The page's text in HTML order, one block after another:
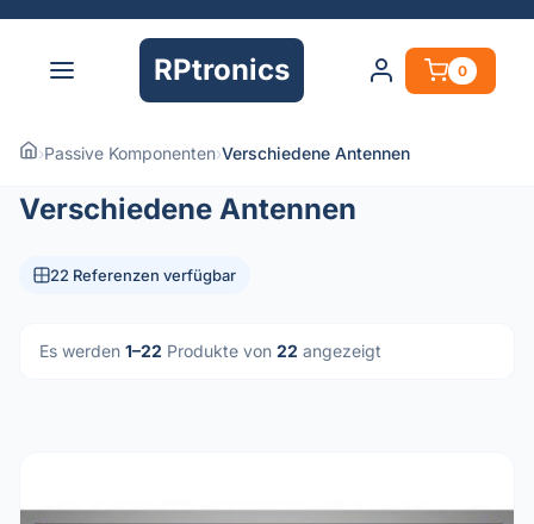
RPtronics 0
›Passive Komponenten›Verschiedene Antennen
Verschiedene Antennen
22 Referenzen verfügbar
Es werden 1–22 Produkte von 22 angezeigt